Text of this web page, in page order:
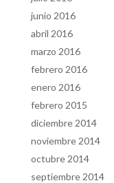
junio 2016
abril 2016
marzo 2016
febrero 2016
enero 2016
febrero 2015
diciembre 2014
noviembre 2014
octubre 2014
septiembre 2014